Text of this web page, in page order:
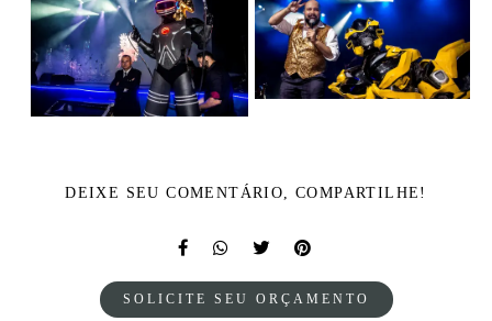
DEIXE SEU COMENTÁRIO, COMPARTILHE!
SOLICITE SEU ORÇAMENTO